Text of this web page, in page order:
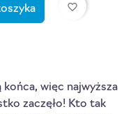
favorite_border
więc najwyższa
zaczęło! Kto tak